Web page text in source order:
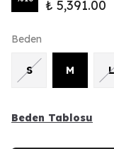
₺ 5,391.00
Beden
S M L
Beden Tablosu